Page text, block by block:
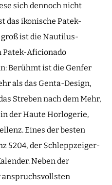
sich dennoch nicht
das ikonische Patek-
groß ist die Nautilus-
Patek-Aficionado
Berühmt ist die Genfer
als das Genta-Design,
Streben nach dem Mehr,
der Haute Horlogerie,
Eines der besten
5204, der Schleppzeiger-
Neben der